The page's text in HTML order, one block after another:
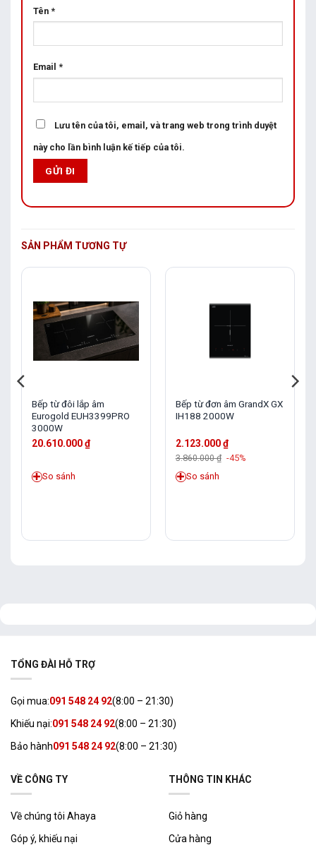
Tên *
Email *
Lưu tên của tôi, email, và trang web trong trình duyệt
này cho lần bình luận kế tiếp của tôi.
SẢN PHẨM TƯƠNG TỰ
Bếp từ đôi lắp âm
Eurogold EUH3399PRO
3000W
20.610.000₫
So sánh
Bếp từ đơn âm GrandX GX
IH188 2000W
2.123.000₫
3.860.000₫ -45%
So sánh
TỔNG ĐÀI HỖ TRỢ
Gọi mua:091 548 24 92(8:00 – 21:30)
Khiếu nại:091 548 24 92(8:00 – 21:30)
Bảo hành091 548 24 92(8:00 – 21:30)
VỀ CÔNG TY
Về chúng tôi Ahaya
Góp ý, khiếu nại
THÔNG TIN KHÁC
Giỏ hàng
Cửa hàng